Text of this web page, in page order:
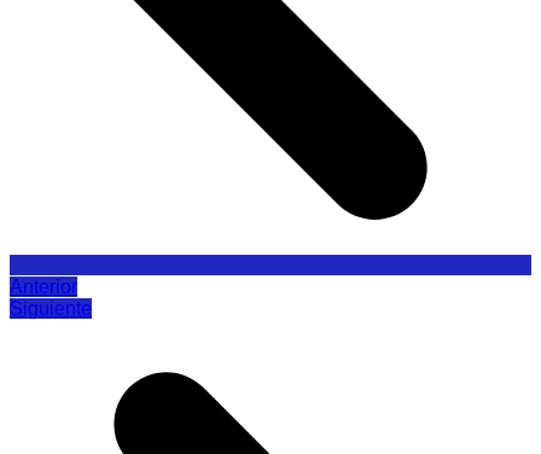
Anterior
Siguiente